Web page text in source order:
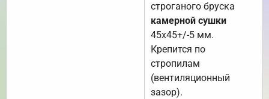
строганого бруска
камерной сушки
45х45+/-5 мм.
Крепится по
стропилам
(вентиляционный
зазор).